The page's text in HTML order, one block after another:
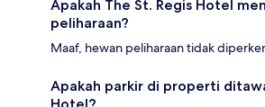
Apakah The St. Regis Hotel
peliharaan?
Maaf, hewan peliharaan tidak
Apakah parkir di properti